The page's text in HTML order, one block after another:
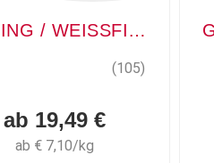
HERING / WEISSFISCH / LACHS
(105)
ab 19,49 €
ab € 7,10/kg